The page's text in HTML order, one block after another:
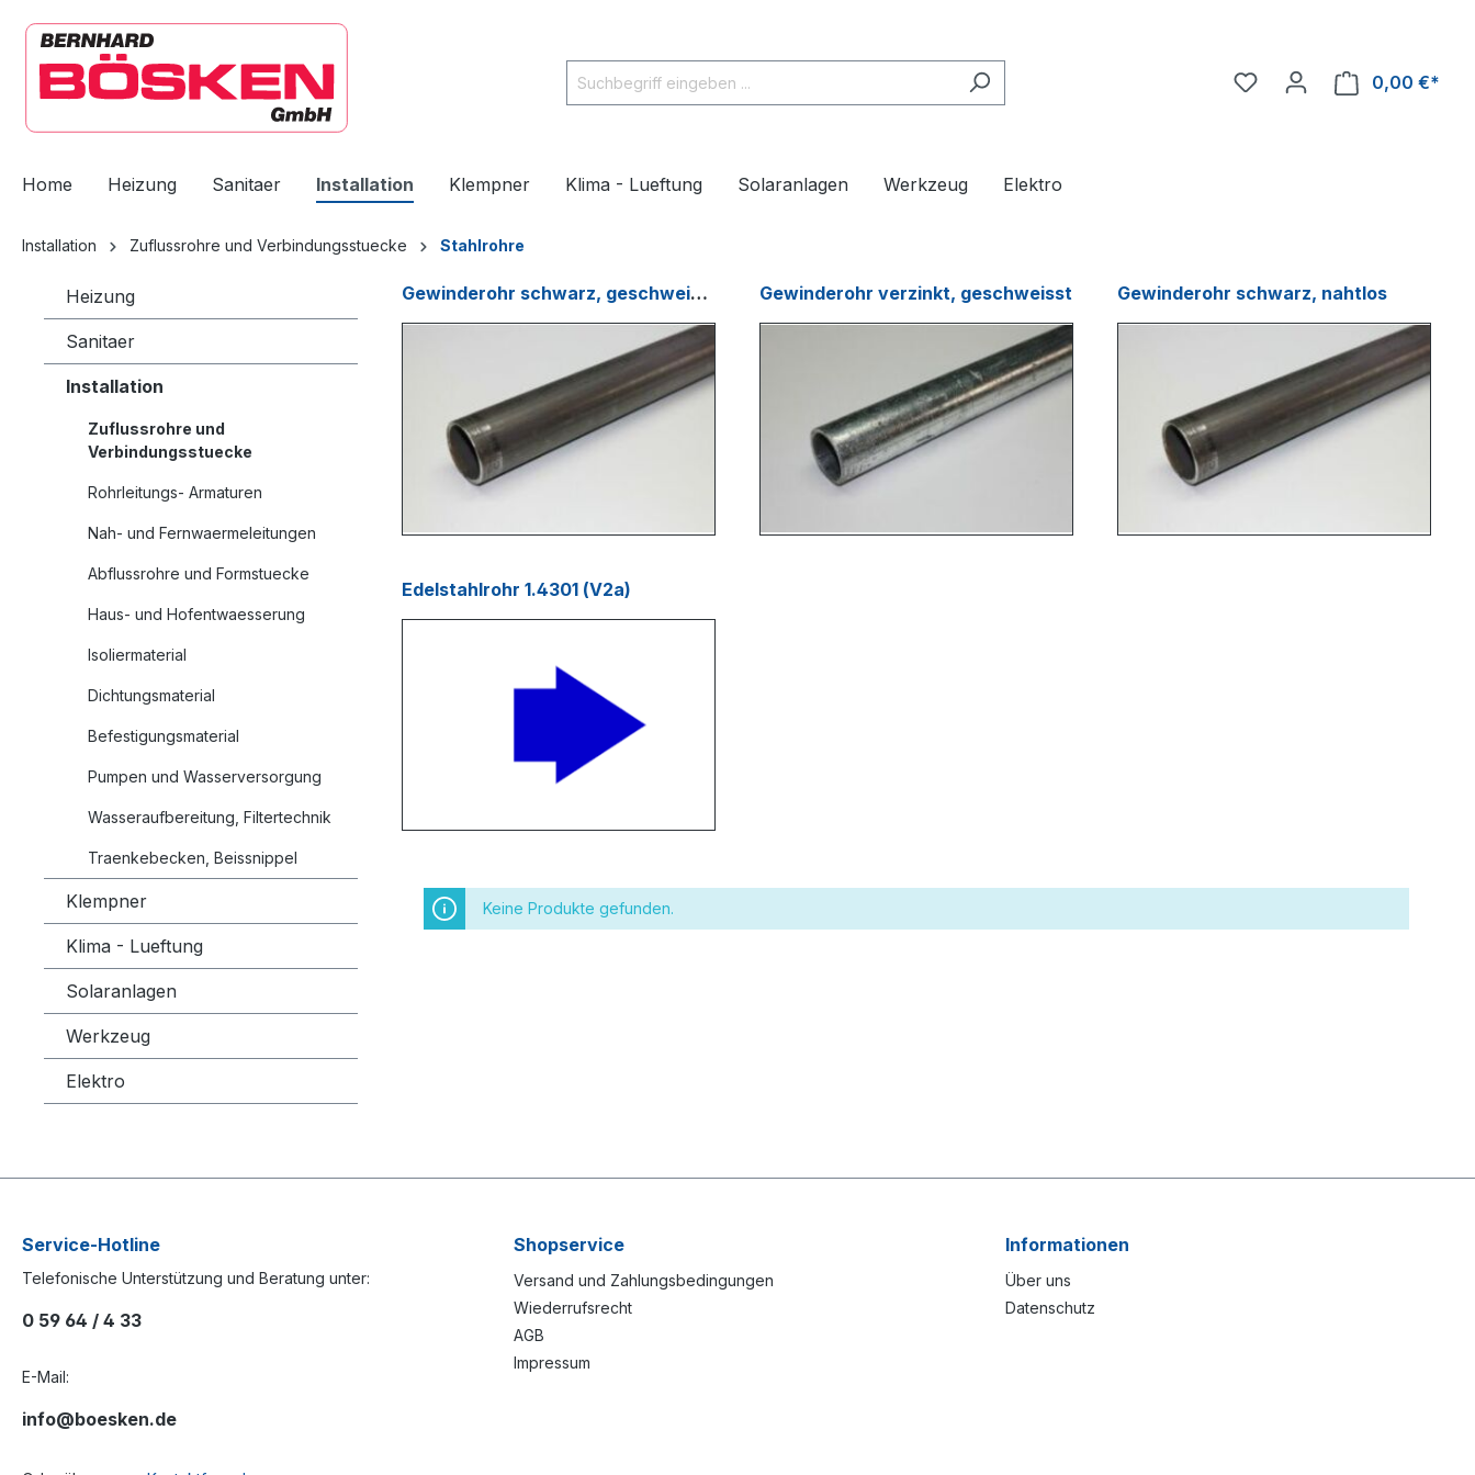
Zur Hauptnavigation springen
0,00 €*
Home Heizung Sanitaer Installation Klempner Klima - Lueftung Solaranlagen Werkzeug Elektro
Installation Zuflussrohre und Verbindungsstuecke Stahlrohre
Heizung
Sanitaer
Installation
Zuflussrohre und
Verbindungsstuecke
Rohrleitungs- Armaturen
Nah- und Fernwaermeleitungen
Abflussrohre und Formstuecke
Haus- und Hofentwaesserung
Isoliermaterial
Dichtungsmaterial
Befestigungsmaterial
Pumpen und Wasserversorgung
Wasseraufbereitung, Filtertechnik
Traenkebecken, Beissnippel
Klempner
Klima - Lueftung
Solaranlagen
Werkzeug
Elektro
Gewinderohr schwarz, geschweisst Gewinderohr verzinkt, geschweisst Gewinderohr schwarz, nahtlos
Edelstahlrohr 1.4301 (V2a)
Keine Produkte gefunden.
Service-Hotline
Telefonische Unterstützung und Beratung unter:
0 59 64 / 4 33
E-Mail:
info@boesken.de
Shopservice
Versand und Zahlungsbedingungen
Wiederrufsrecht
AGB
Impressum
Informationen
Über uns
Datenschutz